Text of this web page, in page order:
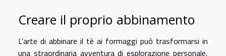
Creare il proprio abbinamento
L'arte di abbinare il tè ai formaggi può trasformarsi in
una straordinaria avventura di esplorazione personale,